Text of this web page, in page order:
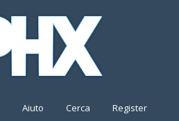
Aiuto Cerca Register